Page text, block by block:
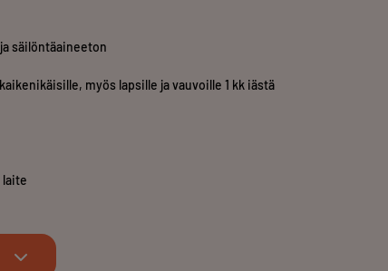
säilöntäaineeton
myös lapsille ja vauvoille 1 kk iästä
laite